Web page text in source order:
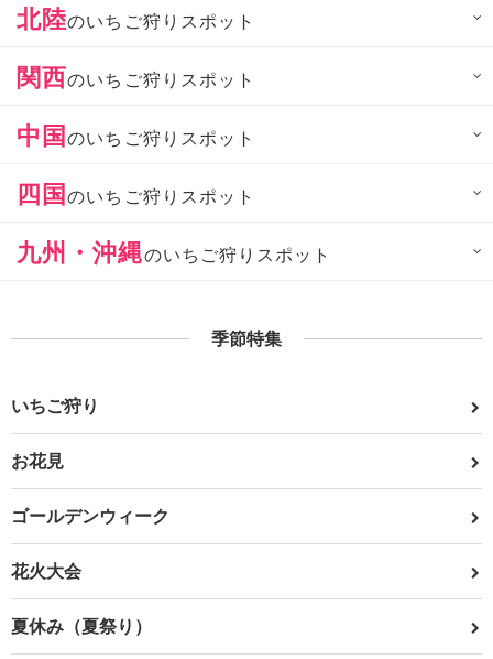
北陸のいちご狩りスポット
関西のいちご狩りスポット
中国のいちご狩りスポット
四国のいちご狩りスポット
九州・沖縄のいちご狩りスポット
季節特集
いちご狩り
お花見
ゴールデンウィーク
花火大会
夏休み（夏祭り）